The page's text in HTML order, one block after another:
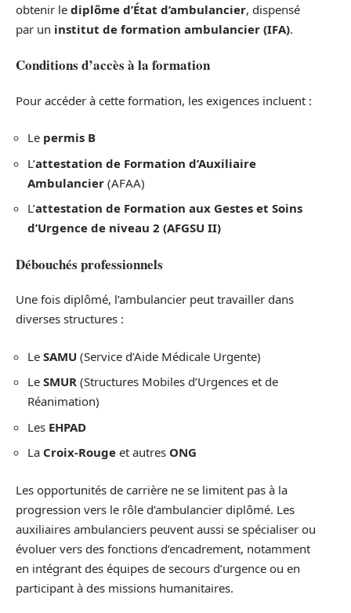
obtenir le diplôme d’État d’ambulancier, dispensé
par un institut de formation ambulancier (IFA).
Conditions d’accès à la formation
Pour accéder à cette formation, les exigences incluent :
Le permis B
L’attestation de Formation d’Auxiliaire
Ambulancier (AFAA)
L’attestation de Formation aux Gestes et Soins
d’Urgence de niveau 2 (AFGSU II)
Débouchés professionnels
Une fois diplômé, l’ambulancier peut travailler dans
diverses structures :
Le SAMU (Service d’Aide Médicale Urgente)
Le SMUR (Structures Mobiles d’Urgences et de
Réanimation)
Les EHPAD
La Croix-Rouge et autres ONG
Les opportunités de carrière ne se limitent pas à la
progression vers le rôle d’ambulancier diplômé. Les
auxiliaires ambulanciers peuvent aussi se spécialiser ou
évoluer vers des fonctions d’encadrement, notamment
en intégrant des équipes de secours d’urgence ou en
participant à des missions humanitaires.